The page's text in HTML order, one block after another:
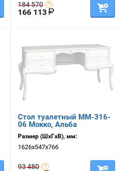
184 570
166 113
Стол туалетный ММ-316-
06 Мокко, Альба
Размер (ШхГхВ), мм:
1626х547х766
93 480